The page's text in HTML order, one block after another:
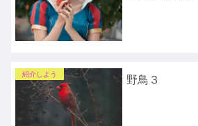
紹介しよう 野鳥３